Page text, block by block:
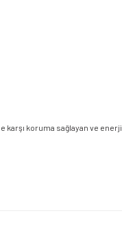
karşı koruma sağlayan ve